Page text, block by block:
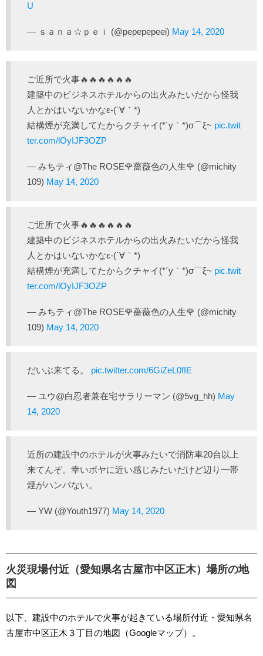
U
— ｓａｎａ☆ｐｅｉ (@pepepepeei) May 14, 2020
ご近所で火事🔥🔥🔥🔥🔥🔥
建築中のビジネスホテルからの出火みたいだから怪我
人とかはいないかなε-(´∀｀*)
結構煙が充満してたからクチャイ(*´y｀*)σ⌒ξ~ pic.twit
ter.com/lOyIJF3OZP
— みちティ@The ROSE🌹薔薇色の人生🌹 (@michity
109) May 14, 2020
ご近所で火事🔥🔥🔥🔥🔥🔥
建築中のビジネスホテルからの出火みたいだから怪我
人とかはいないかなε-(´∀｀*)
結構煙が充満してたからクチャイ(*´y｀*)σ⌒ξ~ pic.twit
ter.com/lOyIJF3OZP
— みちティ@The ROSE🌹薔薇色の人生🌹 (@michity
109) May 14, 2020
だいぶ来てる。 pic.twitter.com/6GiZeL0fIE
— ユウ@白忍者兼在宅サラリーマン (@5vg_hh) May
14, 2020
近所の建設中のホテルが火事みたいで消防車20台以上
来てんぞ。幸いボヤに近い感じみたいだけど辺り一帯
煙がハンパない。
— YW (@Youth1977) May 14, 2020
火災現場付近（愛知県名古屋市中区正木）場所の地
図
以下、建設中のホテルで火事が起きている場所付近・愛知県名
古屋市中区正木３丁目の地図（Googleマップ）。